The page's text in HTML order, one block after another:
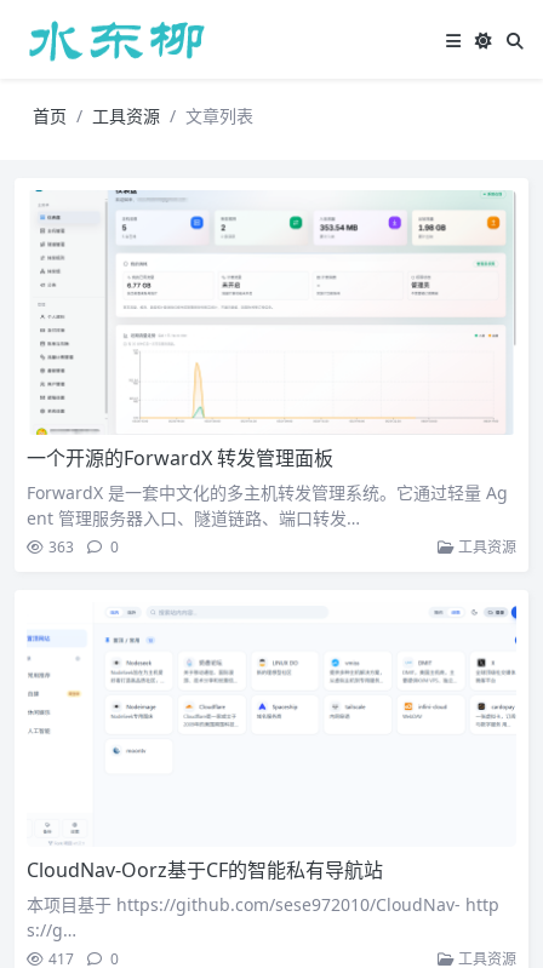
首页 工具资源 文章列表
一个开源的ForwardX 转发管理面板
ForwardX 是一套中文化的多主机转发管理系统。它通过轻量 Ag
ent 管理服务器入口、隧道链路、端口转发…
363 0 工具资源
CloudNav-Oorz基于CF的智能私有导航站
本项目基于 https://github.com/sese972010/CloudNav- http
s://g…
417 0 工具资源